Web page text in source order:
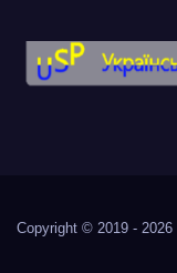
Copyright © 2019 - 2026